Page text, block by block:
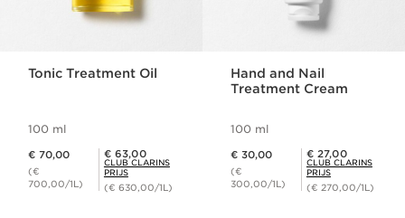
Tonic Treatment Oil
100 ml
€ 70,00
(€
700,00/1L)
Club Clarins Prijs € 63,00
€ 63,00
CLUB CLARINS
PRIJS
(€ 630,00/1L)
Hand and Nail
Treatment Cream
100 ml
€ 30,00
(€
300,00/1L)
Club Clarins Prijs € 27,00
€ 27,00
CLUB CLARINS
PRIJS
(€ 270,00/1L)